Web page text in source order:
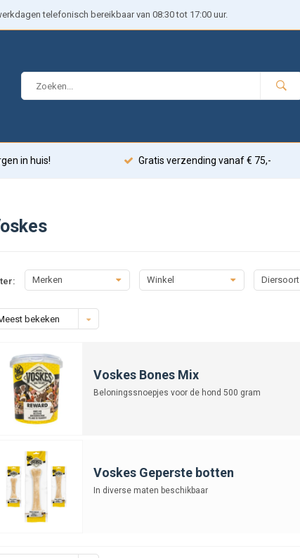
telefonisch bereikbaar van 08:30 tot 17:00 uur.
in huis! Gratis verzending vanaf € 75,-
Merken Winkel Diersoort
bekeken
Voskes Bones Mix
Beloningssnoepjes voor de hond 500 gram
Voskes Geperste botten
In diverse maten beschikbaar